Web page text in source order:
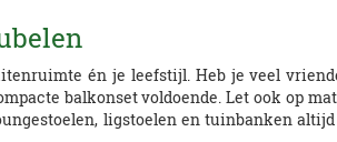
én je leefstijl. Heb je veel
balkonset voldoende. Let ook op
ligstoelen en tuinbanken